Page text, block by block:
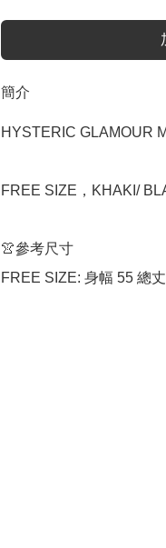
簡介
HYSTERIC GLAMOUR
FREE SIZE，KHAKI/
👚參考尺寸
FREE SIZE: 身幅 55 總